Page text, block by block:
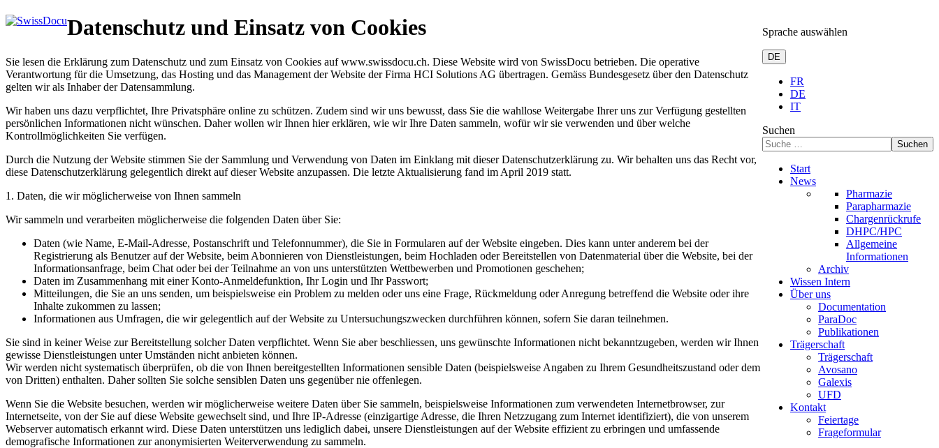
Sprache auswählen
DE
FR
DE
IT
Suchen
Suchen
Start
News
Pharmazie
Parapharmazie
Chargenrückrufe
DHPC/HPC
Allgemeine
Informationen
Archiv
Wissen Intern
Über uns
Documentation
ParaDoc
Publikationen
Trägerschaft
Trägerschaft
Avosano
Galexis
UFD
Kontakt
Feiertage
Frageformular
Datenschutz und Einsatz von Cookies
Sie lesen die Erklärung zum Datenschutz und zum Einsatz von Cookies auf www.swissdocu.ch. Diese Website wird von SwissDocu betrieben. Die operative
Verantwortung für die Umsetzung, das Hosting und das Management der Website der Firma HCI Solutions AG übertragen. Gemäss Bundesgesetz über den Datenschutz
gelten wir als Inhaber der Datensammlung.
Wir haben uns dazu verpflichtet, Ihre Privatsphäre online zu schützen. Zudem sind wir uns bewusst, dass Sie die wahllose Weitergabe Ihrer uns zur Verfügung gestellten
persönlichen Informationen nicht wünschen. Daher wollen wir Ihnen hier erklären, wie wir Ihre Daten sammeln, wofür wir sie verwenden und über welche
Kontrollmöglichkeiten Sie verfügen.
Durch die Nutzung der Website stimmen Sie der Sammlung und Verwendung von Daten im Einklang mit dieser Datenschutzerklärung zu. Wir behalten uns das Recht vor,
diese Datenschutzerklärung gelegentlich direkt auf dieser Website anzupassen. Die letzte Aktualisierung fand im April 2019 statt.
1. Daten, die wir möglicherweise von Ihnen sammeln
Wir sammeln und verarbeiten möglicherweise die folgenden Daten über Sie:
Daten (wie Name, E-Mail-Adresse, Postanschrift und Telefonnummer), die Sie in Formularen auf der Website eingeben. Dies kann unter anderem bei der
Registrierung als Benutzer auf der Website, beim Abonnieren von Dienstleistungen, beim Hochladen oder Bereitstellen von Datenmaterial über die Website, bei der
Informationsanfrage, beim Chat oder bei der Teilnahme an von uns unterstützten Wettbewerben und Promotionen geschehen;
Daten im Zusammenhang mit einer Konto-Anmeldefunktion, Ihr Login und Ihr Passwort;
Mitteilungen, die Sie an uns senden, um beispielsweise ein Problem zu melden oder uns eine Frage, Rückmeldung oder Anregung betreffend die Website oder ihre
Inhalte zukommen zu lassen;
Informationen aus Umfragen, die wir gelegentlich auf der Website zu Untersuchungszwecken durchführen können, sofern Sie daran teilnehmen.
Sie sind in keiner Weise zur Bereitstellung solcher Daten verpflichtet. Wenn Sie aber beschliessen, uns gewünschte Informationen nicht bekanntzugeben, werden wir Ihnen
gewisse Dienstleistungen unter Umständen nicht anbieten können.
Wir werden nicht systematisch überprüfen, ob die von Ihnen bereitgestellten Informationen sensible Daten (beispielsweise Angaben zu Ihrem Gesundheitszustand oder dem
von Dritten) enthalten. Daher sollten Sie solche sensiblen Daten uns gegenüber nie offenlegen.
Wenn Sie die Website besuchen, werden wir möglicherweise weitere Daten über Sie sammeln, beispielsweise Informationen zum verwendeten Internetbrowser, zur
Internetseite, von der Sie auf diese Website gewechselt sind, und Ihre IP-Adresse (einzigartige Adresse, die Ihren Netzzugang zum Internet identifiziert), die von unserem
Webserver automatisch erkannt wird. Diese Daten unterstützen uns lediglich dabei, unsere Dienstleistungen auf der Website effizient zu erbringen und umfassende
demografische Informationen zur anonymisierten Weiterverwendung zu sammeln.